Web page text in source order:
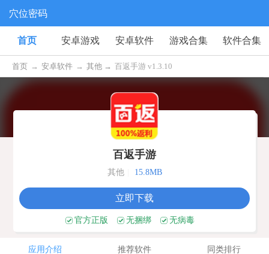
穴位密码
首页 安卓游戏 安卓软件 游戏合集 软件合集
首页 → 安卓软件 → 其他 → 百返手游 v1.3.10
百返手游
其他 15.8MB
立即下载
官方正版 无捆绑 无病毒
应用介绍 推荐软件 同类排行